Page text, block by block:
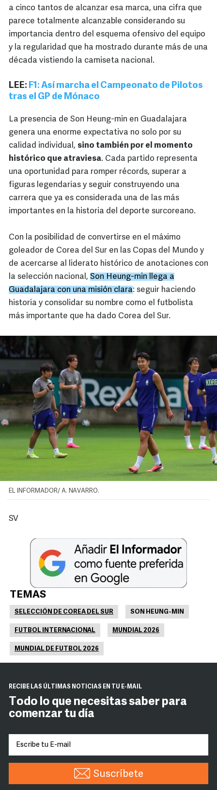
a cinco tantos de alcanzar esa marca, una cifra que
parece totalmente alcanzable considerando su
importancia dentro del esquema ofensivo del equipo
y la regularidad que ha mostrado durante más de una
década vistiendo la camiseta nacional.
LEE: F1: Así marcha el Campeonato de Pilotos
tras el GP de Mónaco
La presencia de Son Heung-min en Guadalajara
genera una enorme expectativa no solo por su
calidad individual, sino también por el momento
histórico que atraviesa. Cada partido representa
una oportunidad para romper récords, superar a
figuras legendarias y seguir construyendo una
carrera que ya es considerada una de las más
importantes en la historia del deporte surcoreano.
Con la posibilidad de convertirse en el máximo
goleador de Corea del Sur en las Copas del Mundo y
de acercarse al liderato histórico de anotaciones con
la selección nacional, Son Heung-min llega a
Guadalajara con una misión clara: seguir haciendo
historia y consolidar su nombre como el futbolista
más importante que ha dado Corea del Sur.
EL INFORMADOR/ A. NAVARRO.
SV
TEMAS
SELECCIÓN DE COREA DEL SUR SON HEUNG-MIN
FUTBOL INTERNACIONAL MUNDIAL 2026
MUNDIAL DE FUTBOL 2026
RECIBE LAS ÚLTIMAS NOTICIAS EN TU E-MAIL
Todo lo que necesitas saber para
comenzar tu día
Suscríbete